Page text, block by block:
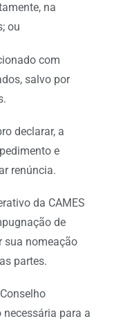
na
ou
com
salvo por
declarar, a
e
renúncia.
da CAMES
de
sua nomeação
partes.
para a